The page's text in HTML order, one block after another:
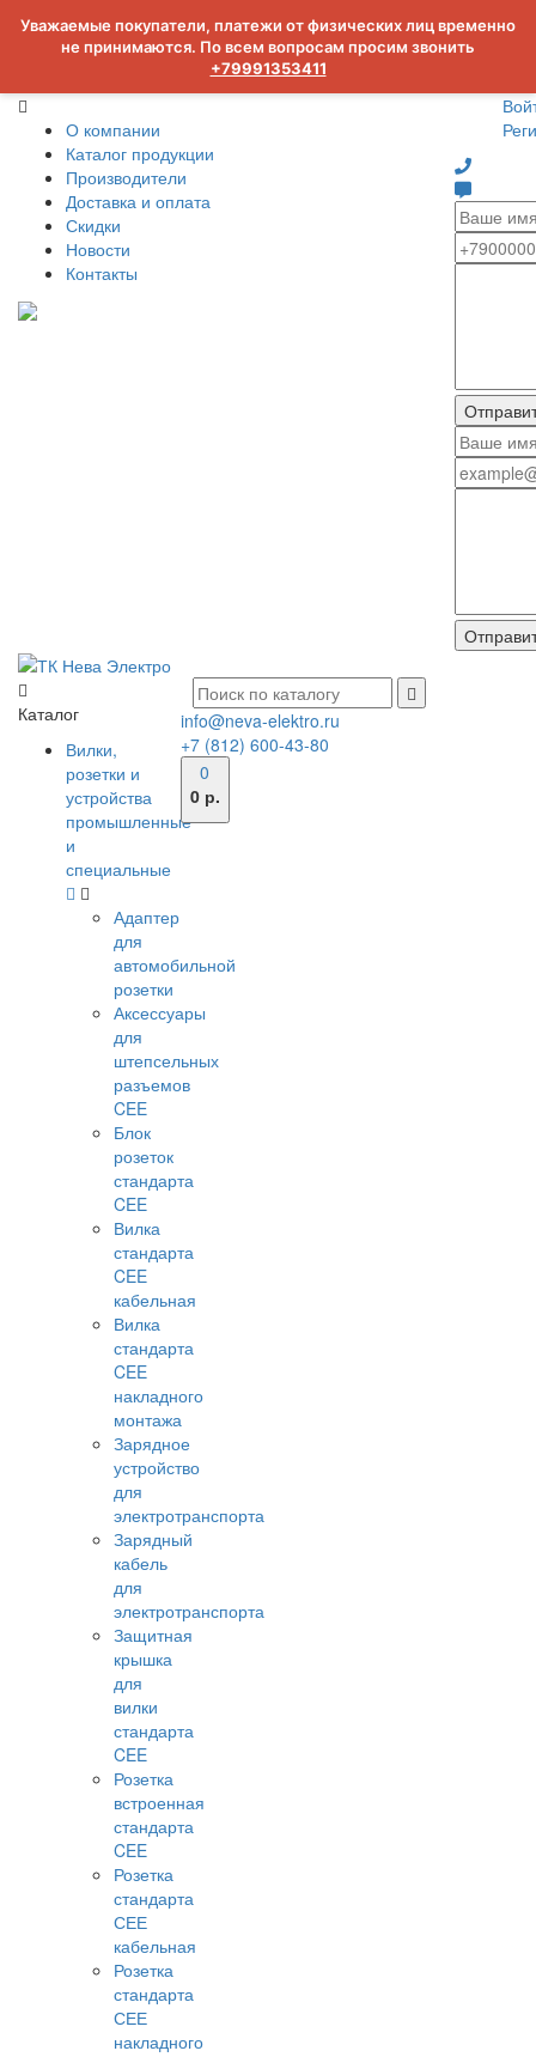
Уважаемые покупатели, платежи от физических лиц временно
не принимаются. По всем вопросам просим звонить
+79991353411
О компании
Каталог продукции
Производители
Доставка и оплата
Скидки
Новости
Контакты
Каталог
Вилки,
розетки и
устройства
промышленные
и
специальные
Адаптер
для
автомобильной
розетки
Аксессуары
для
штепсельных
разъемов
CEE
Блок
розеток
стандарта
CEE
Вилка
стандарта
CEE
кабельная
Вилка
стандарта
CEE
накладного
монтажа
Зарядное
устройство
для
электротранспорта
Зарядный
кабель
для
электротранспорта
Защитная
крышка
для
вилки
стандарта
CEE
Розетка
встроенная
стандарта
CEE
Розетка
стандарта
СЕЕ
кабельная
Розетка
стандарта
СЕЕ
накладного
info@neva-elektro.ru
+7 (812) 600-43-80
0
0 р.